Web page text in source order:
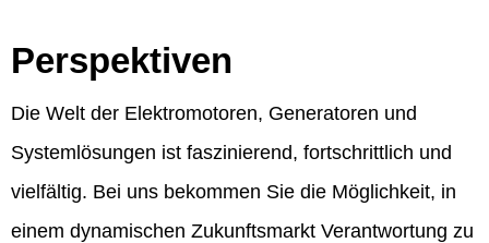
Perspektiven
Die Welt der Elektromotoren, Generatoren und
Systemlösungen ist faszinierend, fortschrittlich und
vielfältig. Bei uns bekommen Sie die Möglichkeit, in
einem dynamischen Zukunftsmarkt Verantwortung zu